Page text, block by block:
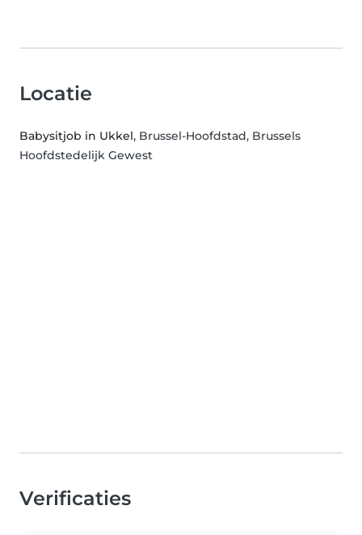
Locatie
Babysitjob in Ukkel, Brussel-Hoofdstad, Brussels
Hoofdstedelijk Gewest
Verificaties